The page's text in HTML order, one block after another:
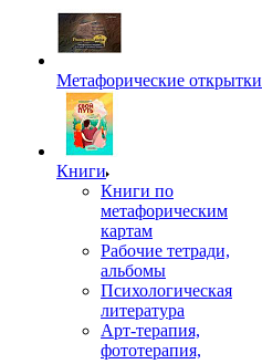
Метафорические открытки
Книги
Книги по
метафорическим
картам
Рабочие тетради,
альбомы
Психологическая
литература
Арт-терапия,
фототерапия,